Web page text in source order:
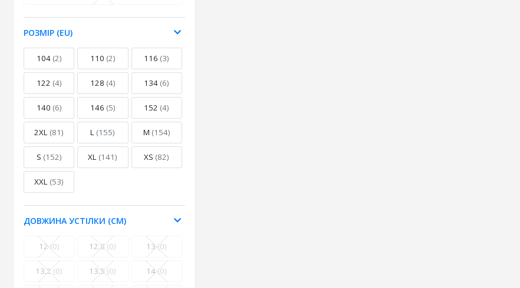
РОЗМІР (EU)
104 (2) 110 (2) 116 (3)
122 (4) 128 (4) 134 (6)
140 (6) 146 (5) 152 (4)
2XL (81) L (155) M (154)
S (152) XL (141) XS (82)
XXL (53)
ДОВЖИНА УСТІЛКИ (СМ)
12(0) 12.8 (0) 13(0)
13.2 (0) 13.5 (0) 14(0)